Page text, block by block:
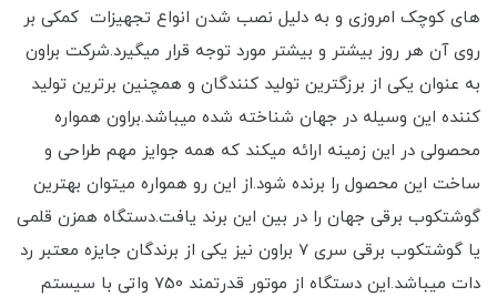
های کوچک امروزی و به دلیل نصب شدن انواع تجهیزات کمکی بر
روی آن هر روز بیشتر و بیشتر مورد توجه قرار میگیرد.شرکت براون
به عنوان یکی از برزگترین تولید کنندگان و همچنین برترین تولید
کننده این وسیله در جهان شناخته شده میباشد.براون همواره
محصولی در این زمینه ارائه میکند که همه جوایز مهم طراحی و
ساخت این محصول را برنده شود.از این رو همواره میتوان بهترین
گوشتکوب برقی جهان را در بین این برند یافت.دستگاه همزن قلمی
یا گوشتکوب برقی سری 7 براون نیز یکی از برندگان جایزه معتبر رد
دات میباشد.این دستگاه از موتور قدرتمند 750 واتی با سیستم